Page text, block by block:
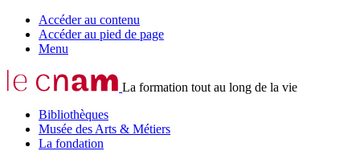
Accéder au contenu
Accéder au pied de page
Menu
La formation tout au long de la vie
Bibliothèques
Musée des Arts & Métiers
La fondation